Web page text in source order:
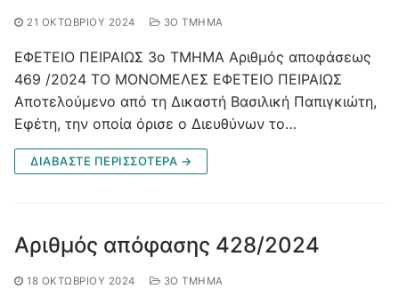
21 ΟΚΤΩΒΡΊΟΥ 2024 3Ο ΤΜΉΜΑ
ΕΦΕΤΕΙΟ ΠΕΙΡΑΙΩΣ 3ο ΤΜΗΜΑ Αριθμός αποφάσεως
469 /2024 ΤΟ ΜΟΝΟΜΕΛΕΣ ΕΦΕΤΕΙΟ ΠΕΙΡΑΙΩΣ
Αποτελούμενο από τη Δικαστή Βασιλική Παπιγκιώτη,
Εφέτη, την οποία όρισε ο Διευθύνων το…
ΔΙΑΒΑΣΤΕ ΠΕΡΙΣΣΟΤΕΡΑ →
Αριθμός απόφασης 428/2024
18 ΟΚΤΩΒΡΊΟΥ 2024 3Ο ΤΜΉΜΑ